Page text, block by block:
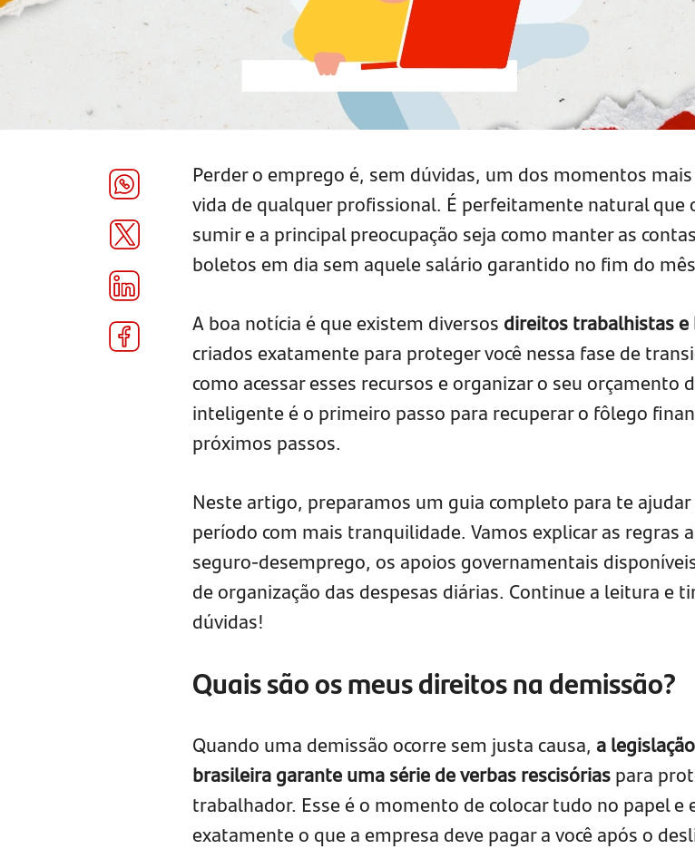
Perder o emprego é, sem dúvidas, um dos momentos
vida de qualquer profissional. É perfeitamente natural que
sumir e a principal preocupação seja como manter as
boletos em dia sem aquele salário garantido no fim do
A boa notícia é que existem diversos direitos trabalhistas e
criados exatamente para proteger você nessa fase de
como acessar esses recursos e organizar o seu orçamento
inteligente é o primeiro passo para recuperar o fôlego
próximos passos.
Neste artigo, preparamos um guia completo para te ajudar
período com mais tranquilidade. Vamos explicar as regras
seguro-desemprego, os apoios governamentais
de organização das despesas diárias. Continue a leitura e
dúvidas!
Quais são os meus direitos na demissão?
Quando uma demissão ocorre sem justa causa, a
brasileira garante uma série de verbas rescisóriaspara
trabalhador. Esse é o momento de colocar tudo no papel e
exatamente o que a empresa deve pagar a você após o